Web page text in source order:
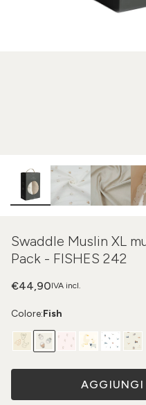
Swaddle Muslin XL
Pack - FISHES 242
IVA incl.
€44,90
Colore:Fish
AGGIUNGI